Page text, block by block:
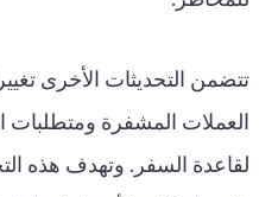
تتضمن التحديثات الأخرى
العملات المشفرة ومتطلبات
لقاعدة السفر. وتهدف هذه